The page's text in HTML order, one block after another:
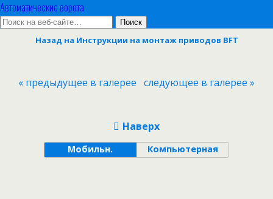
Автоматические ворота
Назад на Инструкции на монтаж приводов BFT
« предыдущее в галерее следующее в галерее »
Наверх
Мобильн. Компьютерная